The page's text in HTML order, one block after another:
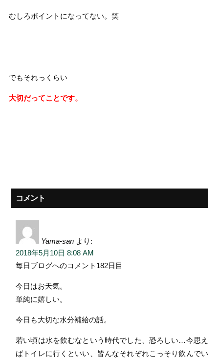
むしろポイントになってない。笑
でもそれっくらい
大切だってことです。
コメント
Yama-san より:
2018年5月10日 8:08 AM
毎日ブログへのコメント182日目
今日はお天気。
単純に嬉しい。
今日も大切な水分補給の話。
若い頃は水を飲むなという時代でした、恐ろしい…今思え
ばトイレに行くといい、皆んなそれぞれこっそり飲んでい